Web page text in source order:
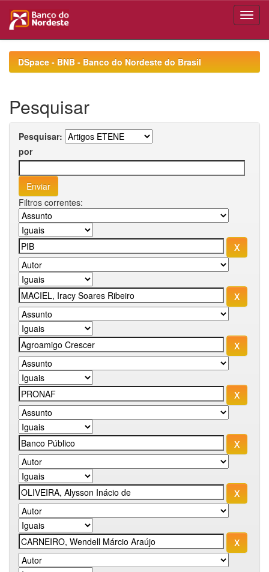
navigationDSpace - BNB - Banco do Nordeste do Brasil
Pesquisar
Pesquisar:
por
Filtros correntes: